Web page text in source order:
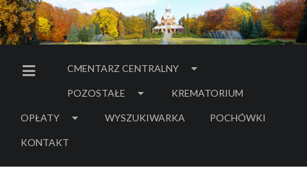
MENU BOCZNE
CMENTARZ CENTRALNY
POZOSTAŁE KREMATORIUM
OPŁATY WYSZUKIWARKA POCHÓWKI
- LINK DO SERWISU
KONTAKT